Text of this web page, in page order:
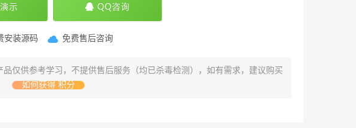
示 QQ咨询
安装源码 免费售后咨询
仅供参考学习，不提供售后服务（均已杀毒检测），如有需求，建议购买
如何获得 积分